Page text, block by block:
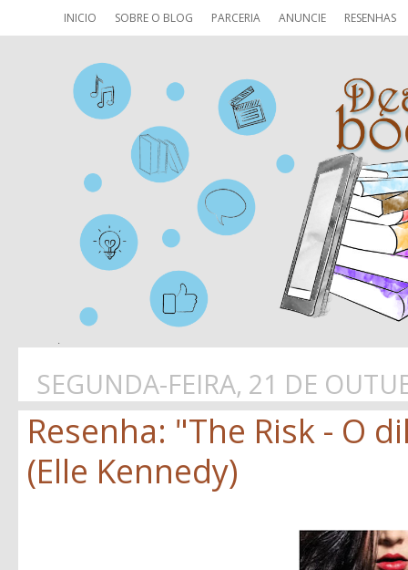
INICIO SOBRE O BLOG PARCERIA ANUNCIE RESENHAS
SEGUNDA-FEIRA, 21 DE
Resenha: "The Risk - O
(Elle Kennedy)